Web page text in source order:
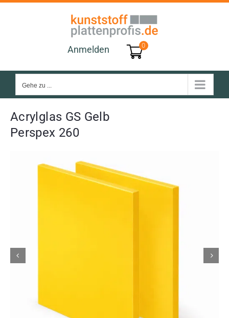
Anmelden
0
Gehe zu ...
Acrylglas GS Gelb
Perspex 260